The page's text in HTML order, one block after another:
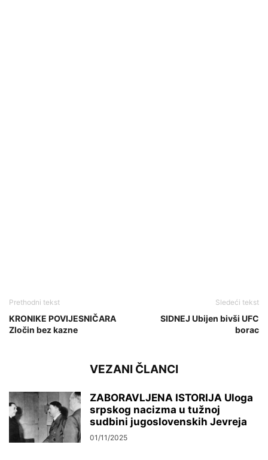
Prethodni tekst
KRONIKE POVIJESNIČARA
Zločin bez kazne
Sledeći tekst
SIDNEJ Ubijen bivši UFC
borac
VEZANI ČLANCI
ZABORAVLJENA ISTORIJA Uloga
srpskog nacizma u tužnoj
sudbini jugoslovenskih Jevreja
01/11/2025